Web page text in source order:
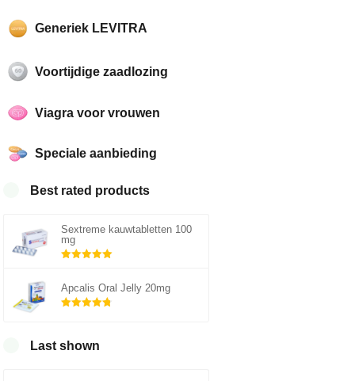
Generiek LEVITRA
Voortijdige zaadlozing
Viagra voor vrouwen
Speciale aanbieding
Best rated products
Sextreme kauwtabletten 100
mg
Apcalis Oral Jelly 20mg
Last shown